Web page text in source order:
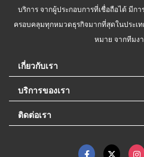
บริการ จากผู้ประกอบการที่เชื่อถือได้ มีก
ครอบคลุมทุกหมวดธุรกิจมากที่สุดในประเ
หมาย จากทีมง
เกี่ยวกับเรา
บริการของเรา
ติดต่อเรา